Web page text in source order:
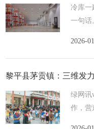
冷库一
一句话
初投、
2026-
黎平县茅贡镇：三维发
绿网讯
作，营